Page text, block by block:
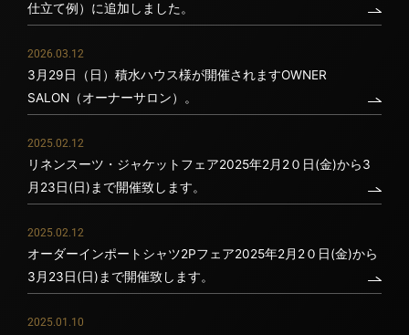
仕立て例）に追加しました。
2026.03.12
3月29日（日）積水ハウス様が開催されますOWNER
SALON（オーナーサロン）。
2025.02.12
リネンスーツ・ジャケットフェア2025年2月2０日(金)から3
月23日(日)まで開催致します。
2025.02.12
オーダーインポートシャツ2Pフェア2025年2月2０日(金)から
3月23日(日)まで開催致します。
2025.01.10